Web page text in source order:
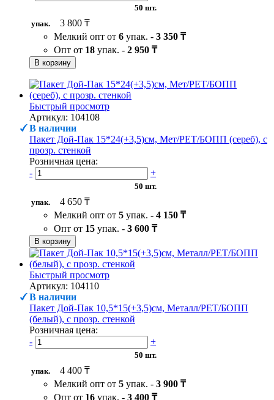
50 шт.
упак.
3 800 ₸
Мелкий опт от 6 упак. - 3 350 ₸
Опт от 18 упак. - 2 950 ₸
В корзину
Быстрый просмотр
Артикул: 104108
В наличии
Пакет Дой-Пак 15*24(+3,5)см, Мет/PET/БОПП (сереб), с
прозр. стенкой
Розничная цена:
-
+
50 шт.
упак.
4 650 ₸
Мелкий опт от 5 упак. - 4 150 ₸
Опт от 15 упак. - 3 600 ₸
В корзину
Быстрый просмотр
Артикул: 104110
В наличии
Пакет Дой-Пак 10,5*15(+3,5)см, Металл/PET/БОПП
(белый), с прозр. стенкой
Розничная цена:
-
+
50 шт.
упак.
4 400 ₸
Мелкий опт от 5 упак. - 3 900 ₸
Опт от 16 упак. - 3 400 ₸